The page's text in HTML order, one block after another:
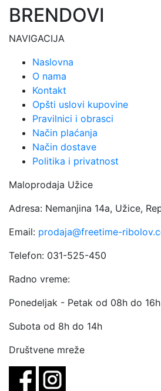
BRENDOVI
NAVIGACIJA
Naslovna
O nama
Kontakt
Opšti uslovi kupovine
Pravilnici i obrasci
Način plaćanja
Način dostave
Politika i privatnost
Maloprodaja Užice
Adresa: Nemanjina 14a, Užice,
Email: prodaja@freetime-
Telefon: 031-525-450
Radno vreme:
Ponedeljak - Petak od 08h do 16h
Subota od 8h do 14h
Društvene mreže